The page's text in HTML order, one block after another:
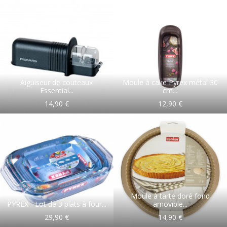
Aiguiseur de couteaux
Essential...
14,90 €
Moule à cake Pyrex métal 30
cm...
12,90 €
PYREX - Lot de 3 plats à four...
29,90 €
Moule à tarte doré fond
amovible...
14,90 €